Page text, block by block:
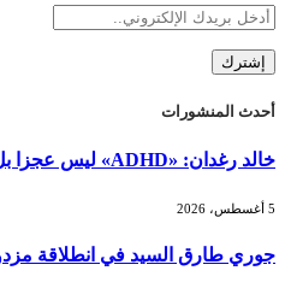
أحدث المنشورات
خالد رغدان: «ADHD» ليس عجزا بل عقل يعمل بذكاء وإيقاع مختلف
5 أغسطس، 2026
جوري طارق السيد في انطلاقة